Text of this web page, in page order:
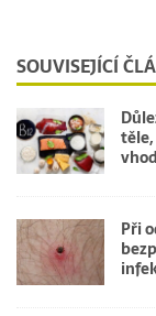
SOUVISEJÍCÍ
Při